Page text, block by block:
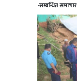
-सम्बन्धित समाचार